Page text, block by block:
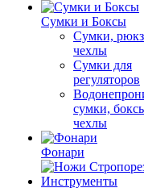
Сумки и Боксы
Сумки,
чехлы
Сумки для
регуляторов
сумки,
чехлы
Фонари